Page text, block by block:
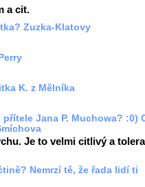
a cit.
Zuzka-Klatovy
K. z Mělníka
Jana P. Muchowa? :0)
Je to velmi citlivý a
Nemrzí tě, že řada lidí ti